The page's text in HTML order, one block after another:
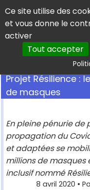
Panneau de gestion
Ce site utilise des
et vous donne le
activer
Tout accepter
Projet Résilience :
de masques
En pleine pénurie
propagation du
et adaptées se
millions de masques
inclusif nommé
8 avril 2020 •